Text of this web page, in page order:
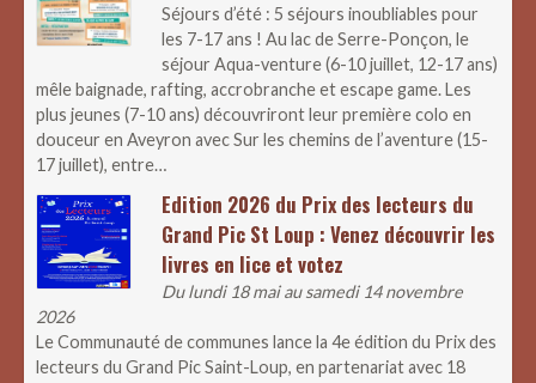
Séjours d’été : 5 séjours inoubliables pour
les 7-17 ans ! Au lac de Serre-Ponçon, le
séjour Aqua-venture (6-10 juillet, 12-17 ans)
mêle baignade, rafting, accrobranche et escape game. Les
plus jeunes (7-10 ans) découvriront leur première colo en
douceur en Aveyron avec Sur les chemins de l’aventure (15-
17 juillet), entre…
Edition 2026 du Prix des lecteurs du
Grand Pic St Loup : Venez découvrir les
livres en lice et votez
Du lundi 18 mai au samedi 14 novembre
2026
Le Communauté de communes lance la 4e édition du Prix des
lecteurs du Grand Pic Saint-Loup, en partenariat avec 18